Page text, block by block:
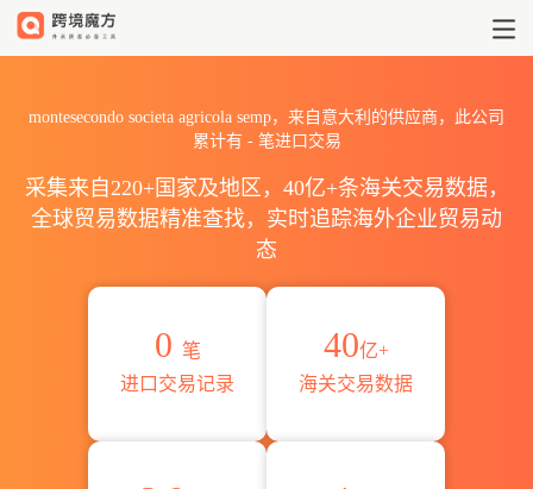
montesecondo societa agricola semp，来自意大利的供应商，此公司
累计有 -笔进口交易
采集来自220+国家及地区，40亿+条海关交易数据，
全球贸易数据精准查找，实时追踪海外企业贸易动
态
0 笔
进口交易记录
40亿+
海关交易数据